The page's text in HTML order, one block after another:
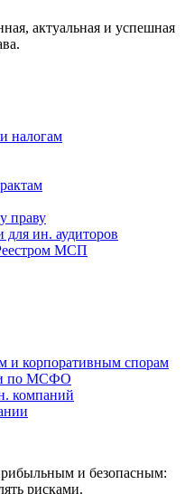
актуальная и успешная
налогам
праву
для ин. аудиторов
МСП
и корпоративным спорам
по МСФО
компаний
и безопасным:
рисками.